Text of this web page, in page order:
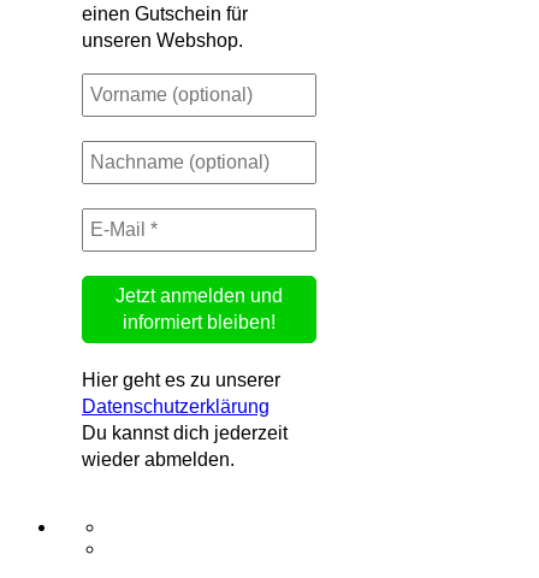
einen Gutschein für
unseren Webshop.
Hier geht es zu unserer
Datenschutzerklärung
Du kannst dich jederzeit
wieder abmelden.